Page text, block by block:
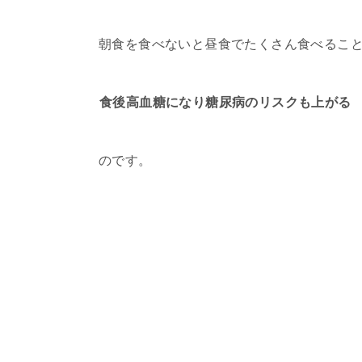
朝食を食べないと昼食でたくさん食べること
食後高血糖になり糖尿病のリスクも上がる
のです。